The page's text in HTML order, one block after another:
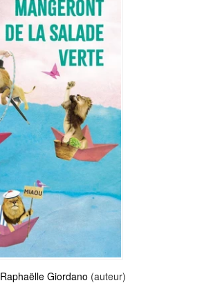
Raphaëlle Giordano (auteur)